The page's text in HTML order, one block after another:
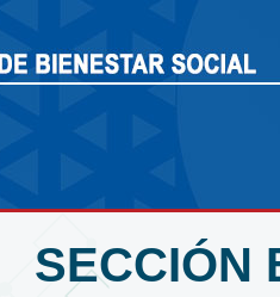
SECCIÓN